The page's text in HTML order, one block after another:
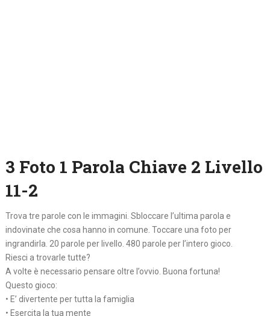
3 Foto 1 Parola Chiave 2 Livello
11-2
Trova tre parole con le immagini. Sbloccare l’ultima parola e
indovinate che cosa hanno in comune. Toccare una foto per
ingrandirla. 20 parole per livello. 480 parole per l’intero gioco.
Riesci a trovarle tutte?
A volte è necessario pensare oltre l’ovvio. Buona fortuna!
Questo gioco:
• E’ divertente per tutta la famiglia
• Esercita la tua mente